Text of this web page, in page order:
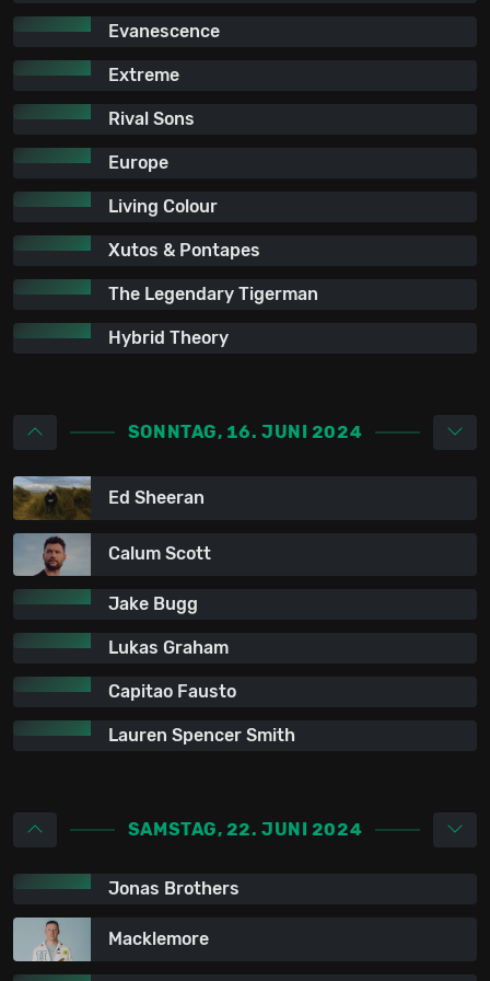
Evanescence
Extreme
Rival Sons
Europe
Living Colour
Xutos & Pontapes
The Legendary Tigerman
Hybrid Theory
SONNTAG, 16. JUNI 2024
Ed Sheeran
Calum Scott
Jake Bugg
Lukas Graham
Capitao Fausto
Lauren Spencer Smith
SAMSTAG, 22. JUNI 2024
Jonas Brothers
Macklemore